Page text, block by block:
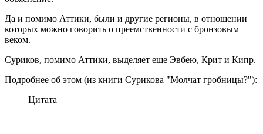
Да и помимо Аттики, были и другие регионы, в отношении
которых можно говорить о преемственности с бронзовым
веком.
Суриков, помимо Аттики, выделяет еще Эвбею, Крит и Кипр.
Подробнее об этом (из книги Сурикова "Молчат гробницы?"):
Цитата